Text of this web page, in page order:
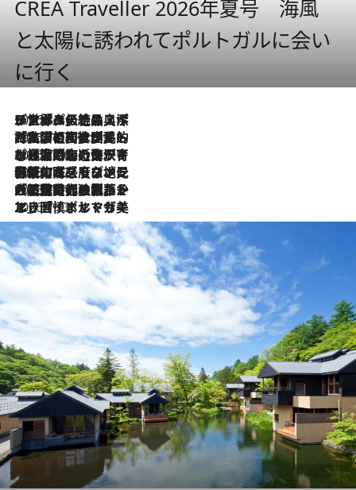
CREA Traveller 2026年夏号 海風
と太陽に誘われてポルトガルに会い
に行く
2026.8.8
リスボンの絶品スイーツ「パステル・デ・ナタ」とは？ポルトガル伝統の奥深い世界へ
2026.7.27
「私の祖国はポルトガル語です」国民的詩人フェルナンド・ペソアと、彼が愛した文学の街を歩く
2026.7.26
ポルトガル近海が育む極上の海の幸。キリリと冷えた白ワインと愉しむ、シーフード専門店の贅沢
2026.7.22
伝統の味をモダンに昇華。高感度な地元客が集う、リスボンの最旬ガストロノミー
2026.7.21
大航海時代の栄華から、震災、独裁、そして革命へ。ポルトガル・首都リスボンの石畳に刻まれた「歴史の光と影」
2026.7.13
エッセイ・ヤマザキマリ「慎ましくも美しき国 ポルトガル」